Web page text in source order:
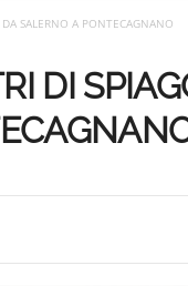
SALERNO A PONTECAGNANO
DI